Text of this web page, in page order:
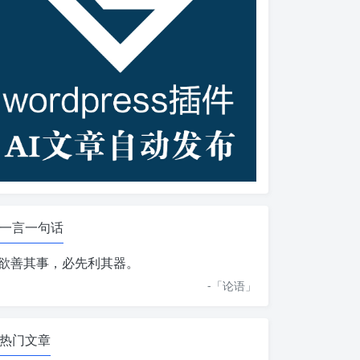
一言一句话
善其事，必先利其器。
-「论语 」
热门文章